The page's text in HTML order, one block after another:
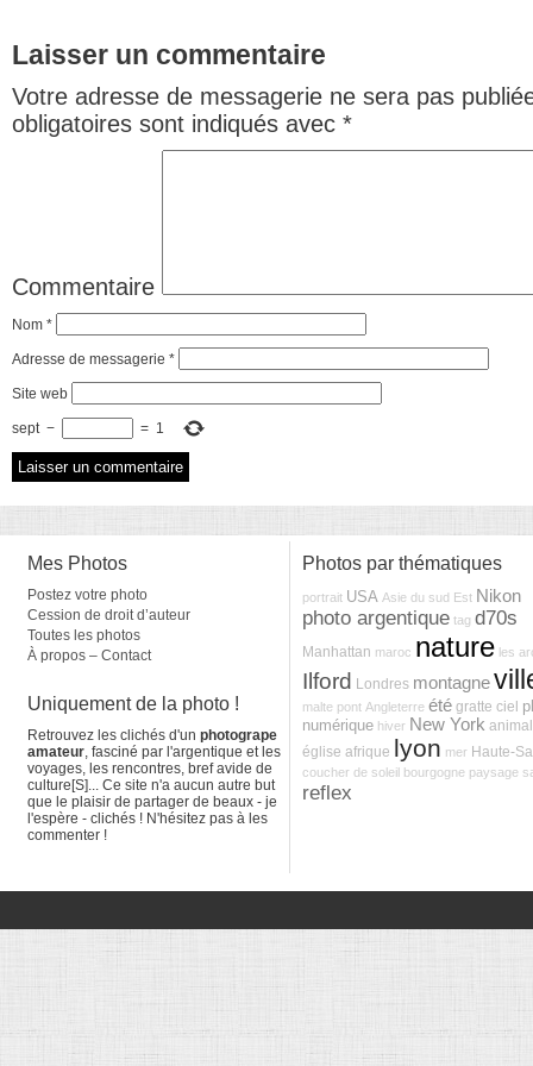
Laisser un commentaire
Votre adresse de messagerie ne sera pas
obligatoires sont indiqués avec *
Commentaire
Nom *
Adresse de messagerie *
Site web
sept − = 1
Mes Photos
Postez votre photo
Cession de droit d’auteur
Toutes les photos
À propos – Contact
Uniquement de la photo !
Retrouvez les clichés d'un photogrape
amateur, fasciné par l'argentique et les
voyages, les rencontres, bref avide de
culture[S]... Ce site n'a aucun autre but
que le plaisir de partager de beaux - je
l'espère - clichés ! N'hésitez pas à les
commenter !
Photos par thématiques
portrait USA Asie du sud Est Nikon
photo argentique tag d70s
Manhattan maroc nature les
Ilford Londres montagne
malte pont Angleterre été gratte ciel
numérique hiver New York animal
église afrique lyon mer Haute-
coucher de soleil bourgogne paysage
reflex